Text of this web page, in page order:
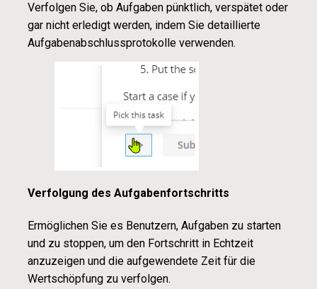
Verfolgen Sie, ob Aufgaben pünktlich, verspätet oder
gar nicht erledigt werden, indem Sie detaillierte
Aufgabenabschlussprotokolle verwenden.
Verfolgung des Aufgabenfortschritts
Ermöglichen Sie es Benutzern, Aufgaben zu starten
und zu stoppen, um den Fortschritt in Echtzeit
anzuzeigen und die aufgewendete Zeit für die
Wertschöpfung zu verfolgen.